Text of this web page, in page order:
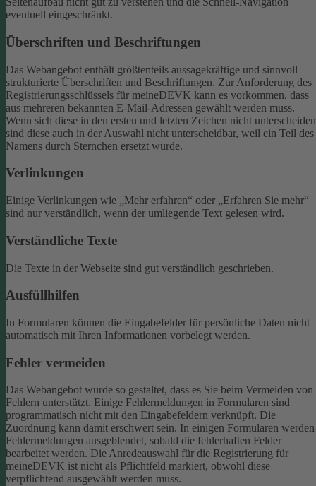
eventuell eingeschränkt.
Überschriften und Beschriftungen
Das Webangebot enthält größtenteils aussagekräftige und sinnvoll
strukturierte Überschriften und Beschriftungen. Zur Anforderung des
Registrierungsschlüssels für meineDEVK kann es vorkommen, dass
aus mehreren bekannten E-Mail-Adressen gewählt werden muss.
Wenn sich diese in den ersten und letzten Zeichen nicht
sind diese auch in der Auswahl nicht unterscheidbar, weil ein Teil des
Namens durch Sternchen ersetzt wurde.
Verlinkungen
Einige Verlinkungen wie „Mehr erfahren“ oder „Erfahren Sie mehr“
sind nur verständlich, wenn der umliegende Text gelesen wird.
Verständliche Texte
Die Texte in der Webseite sind gut verständlich geschrieben.
Ausfüllhilfen
In Formularen können die Eingabefelder für persönliche Daten nicht
automatisch mit Ihren Informationen vorbelegt werden.
Fehler vermeiden
Das Webangebot wurde so gestaltet, dass es Sie beim Vermeiden von
Fehlern unterstützt. Einige Fehlermeldungen in Formularen sind
programmatisch nicht mit den Eingabefeldern verknüpft. Die
Zuordnung kann damit erschwert sein. In einigen Formularen werden
Fehlermeldungen ausgeblendet, sobald die fehlerhaften Felder
bearbeitet werden. Die Anredeauswahl für die Registrierung für
meineDEVK ist nicht als Pflichtfeld markiert, obwohl diese
verpflichtend ausgewählt werden muss.